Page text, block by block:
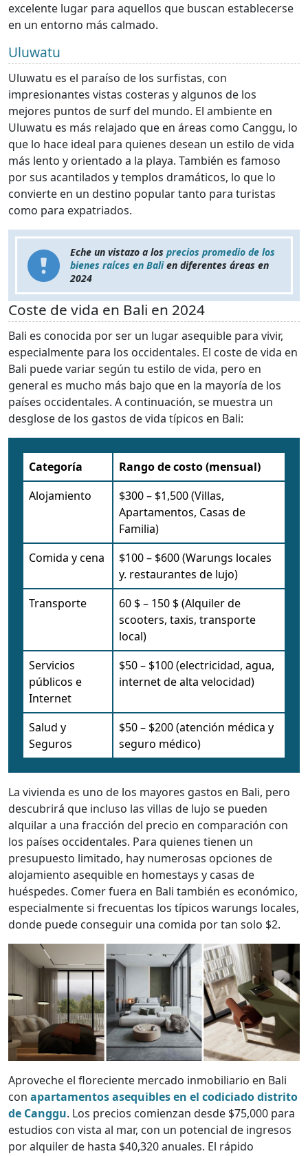
excelente lugar para aquellos que buscan establecerse
en un entorno más calmado.
Uluwatu
Uluwatu es el paraíso de los surfistas, con
impresionantes vistas costeras y algunos de los
mejores puntos de surf del mundo. El ambiente en
Uluwatu es más relajado que en áreas como Canggu, lo
que lo hace ideal para quienes desean un estilo de vida
más lento y orientado a la playa. También es famoso
por sus acantilados y templos dramáticos, lo que lo
convierte en un destino popular tanto para turistas
como para expatriados.
Eche un vistazo a los precios promedio de los
bienes raíces en Balien diferentes áreas en
2024
Coste de vida en Bali en 2024
Bali es conocida por ser un lugar asequible para vivir,
especialmente para los occidentales. El coste de vida en
Bali puede variar según tu estilo de vida, pero en
general es mucho más bajo que en la mayoría de los
países occidentales. A continuación, se muestra un
desglose de los gastos de vida típicos en Bali:
Categoría
Rango de costo (mensual)
Alojamiento
$300 – $1,500 (Villas,
Apartamentos, Casas de
Familia)
Comida y cena
$100 – $600 (Warungs locales
y. restaurantes de lujo)
Transporte
60 $ – 150 $ (Alquiler de
scooters, taxis, transporte
local)
Servicios
públicos e
Internet
$50 – $100 (electricidad, agua,
internet de alta velocidad)
Salud y
Seguros
$50 – $200 (atención médica y
seguro médico)
La vivienda es uno de los mayores gastos en Bali, pero
descubrirá que incluso las villas de lujo se pueden
alquilar a una fracción del precio en comparación con
los países occidentales. Para quienes tienen un
presupuesto limitado, hay numerosas opciones de
alojamiento asequible en homestays y casas de
huéspedes. Comer fuera en Bali también es económico,
especialmente si frecuentas los típicos warungs locales,
donde puede conseguir una comida por tan solo $2.
Aproveche el floreciente mercado inmobiliario en Bali
con apartamentos asequibles en el codiciado distrito
de Canggu. Los precios comienzan desde $75,000 para
estudios con vista al mar, con un potencial de ingresos
por alquiler de hasta $40,320 anuales. El rápido